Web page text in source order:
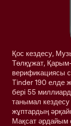
Қос кездесу,
Төлқұжат,
верификациясы
Tinder 190 елде
бері 55
танымал
жұптардың
Мақсат әрдайым